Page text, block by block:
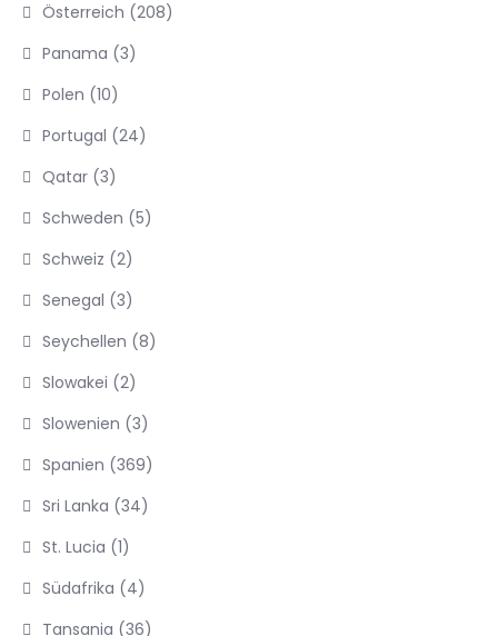
Österreich (208)
Panama (3)
Polen (10)
Portugal (24)
Qatar (3)
Schweden (5)
Schweiz (2)
Senegal (3)
Seychellen (8)
Slowakei (2)
Slowenien (3)
Spanien (369)
Sri Lanka (34)
St. Lucia (1)
Südafrika (4)
Tansania (36)